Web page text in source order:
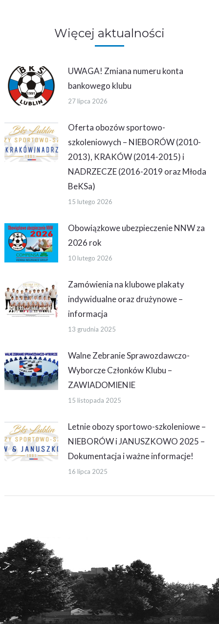
Więcej aktualności
UWAGA! Zmiana numeru konta
bankowego klubu
27 lipca 2026
Oferta obozów sportowo-
szkoleniowych – NIEBORÓW (2010-
2013), KRAKÓW (2014-2015) i
NADRZECZE (2016-2019 oraz Młoda
BeKSa)
15 lutego 2026
Obowiązkowe ubezpieczenie NNW za
2026 rok
10 lutego 2026
Zamówienia na klubowe plakaty
indywidualne oraz drużynowe –
informacja
13 grudnia 2025
Walne Zebranie Sprawozdawczo-
Wyborcze Członków Klubu –
ZAWIADOMIENIE
15 listopada 2025
Letnie obozy sportowo-szkoleniowe –
NIEBORÓW i JANUSZKOWO 2025 –
Dokumentacja i ważne informacje!
16 lipca 2025